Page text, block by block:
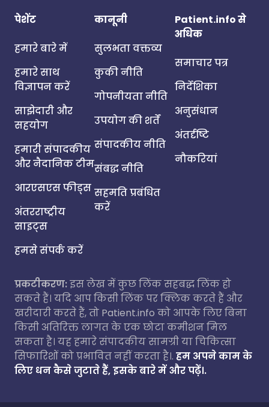
पेशेंट
हमारे बारे में
हमारे साथ
विज्ञापन करें
साझेदारी और
सहयोग
हमारी संपादकीय
और नैदानिक टीम
आरएसएस फीड्स
अंतरराष्ट्रीय
साइट्स
हमसे संपर्क करें
कानूनी
सुलभता वक्तव्य
कुकी नीति
गोपनीयता नीति
उपयोग की शर्तें
संपादकीय नीति
संबद्ध नीति
सहमति प्रबंधित
करें
Patient.info से
अधिक
समाचार पत्र
निर्देशिका
अनुसंधान
अंतर्दृष्टि
नौकरियां
प्रकटीकरण:इस लेख में कुछ लिंक सहबद्ध लिंक हो
सकते हैं। यदि आप किसी लिंक पर क्लिक करते हैं और
खरीदारी करते हैं, तो Patient.info को आपके लिए बिना
किसी अतिरिक्त लागत के एक छोटा कमीशन मिल
सकता है। यह हमारे संपादकीय सामग्री या चिकित्सा
सिफारिशों को प्रभावित नहीं करता है।. हम अपने काम के
लिए धन कैसे जुटाते हैं, इसके बारे में और पढ़ें।.